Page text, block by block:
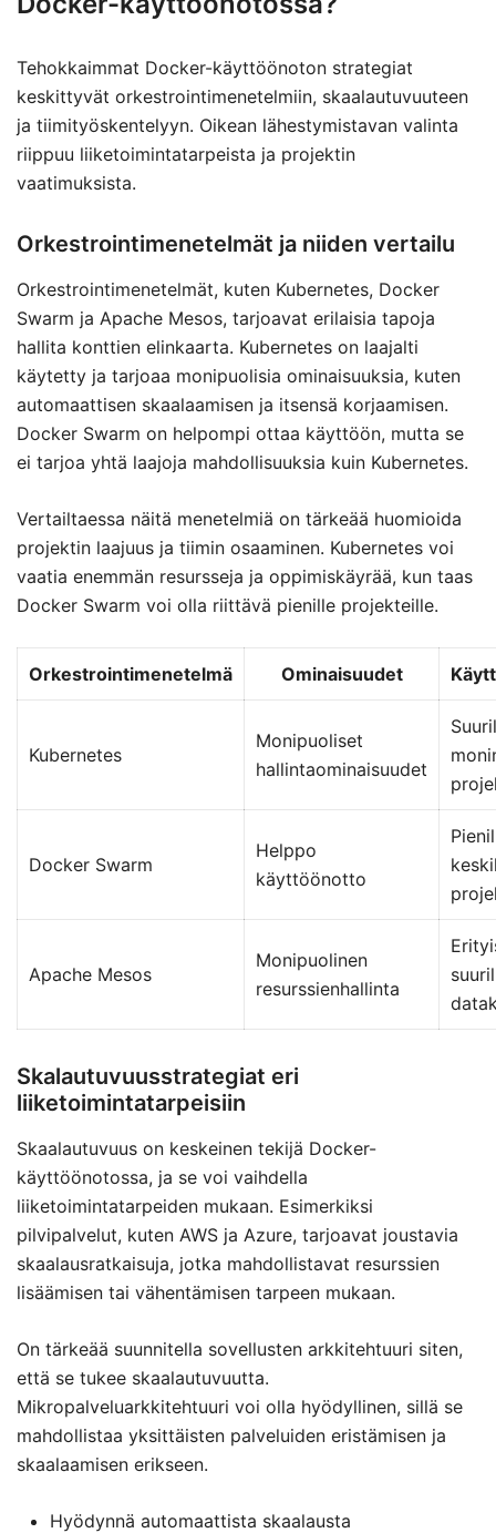
Tehokkaimmat Docker-käyttöönoton strategiat
keskittyvät orkestrointimenetelmiin, skaalautuvuuteen
ja tiimityöskentelyyn. Oikean lähestymistavan valinta
riippuu liiketoimintatarpeista ja projektin
vaatimuksista.
Orkestrointimenetelmät ja niiden vertailu
Orkestrointimenetelmät, kuten Kubernetes, Docker
Swarm ja Apache Mesos, tarjoavat erilaisia tapoja
hallita konttien elinkaarta. Kubernetes on laajalti
käytetty ja tarjoaa monipuolisia ominaisuuksia, kuten
automaattisen skaalaamisen ja itsensä korjaamisen.
Docker Swarm on helpompi ottaa käyttöön, mutta se
ei tarjoa yhtä laajoja mahdollisuuksia kuin Kubernetes.
Vertailtaessa näitä menetelmiä on tärkeää huomioida
projektin laajuus ja tiimin osaaminen. Kubernetes voi
vaatia enemmän resursseja ja oppimiskäyrää, kun taas
Docker Swarm voi olla riittävä pienille projekteille.
Orkestrointimenetelmä Ominaisuudet
Kubernetes
Monipuoliset
hallintaominaisuudet
Docker Swarm
Helppo
käyttöönotto
Apache Mesos
Monipuolinen
resurssienhallinta
Skalautuvuusstrategiat eri
liiketoimintatarpeisiin
Skaalautuvuus on keskeinen tekijä Docker-
käyttöönotossa, ja se voi vaihdella
liiketoimintatarpeiden mukaan. Esimerkiksi
pilvipalvelut, kuten AWS ja Azure, tarjoavat joustavia
skaalausratkaisuja, jotka mahdollistavat resurssien
lisäämisen tai vähentämisen tarpeen mukaan.
On tärkeää suunnitella sovellusten arkkitehtuuri siten,
että se tukee skaalautuvuutta.
Mikropalveluarkkitehtuuri voi olla hyödyllinen, sillä se
mahdollistaa yksittäisten palveluiden eristämisen ja
skaalaamisen erikseen.
Hyödynnä automaattista skaalausta